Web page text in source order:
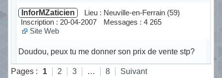
InforMZaticien
Lieu : Neuville-en-Ferrain (59)
Inscription : 20-04-2007
Messages : 4 265
Site Web
Doudou, peux tu me donner son prix de vente stp?
Hors ligne
Pages : 1 2 3 … 8 Suivant